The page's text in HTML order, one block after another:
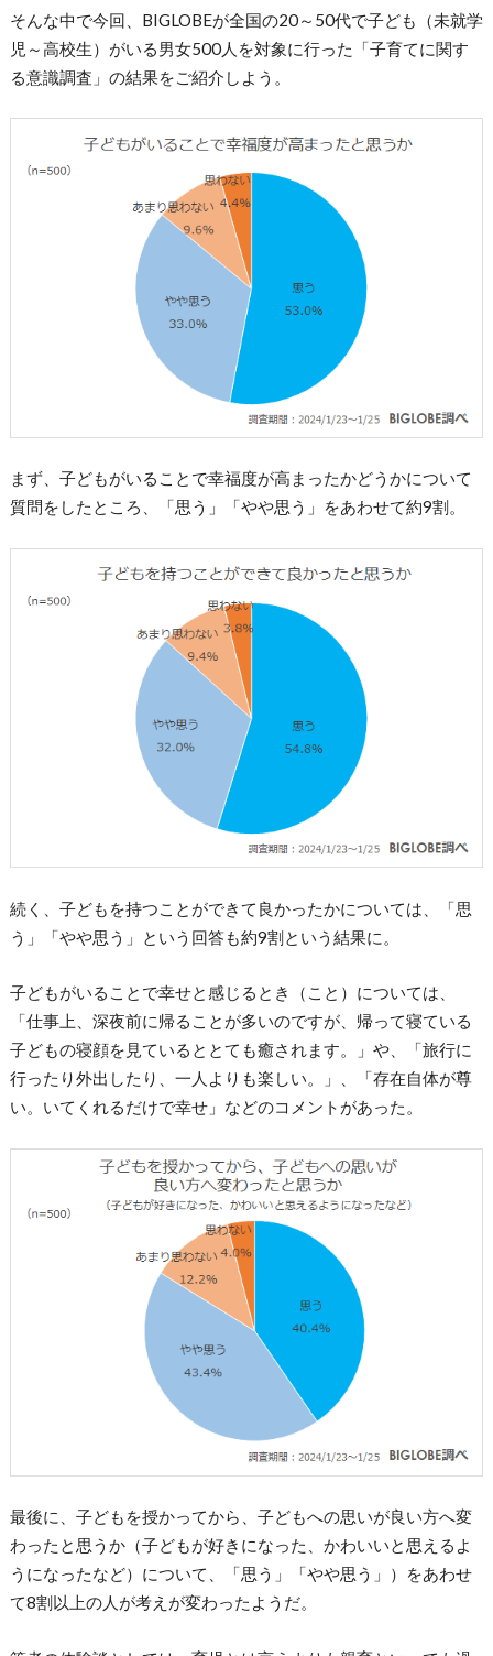
そんな中で今回、BIGLOBEが全国の20～50代で子ども（未就学
児～高校生）がいる男女500人を対象に行った「子育てに関す
る意識調査」の結果をご紹介しよう。
まず、子どもがいることで幸福度が高まったかどうかについて
質問をしたところ、「思う」「やや思う」をあわせて約9割。
続く、子どもを持つことができて良かったかについては、「思
う」「やや思う」という回答も約9割という結果に。
子どもがいることで幸せと感じるとき（こと）については、
「仕事上、深夜前に帰ることが多いのですが、帰って寝ている
子どもの寝顔を見ているととても癒されます。」や、「旅行に
行ったり外出したり、一人よりも楽しい。」、「存在自体が尊
い。いてくれるだけで幸せ」などのコメントがあった。
最後に、子どもを授かってから、子どもへの思いが良い方へ変
わったと思うか（子どもが好きになった、かわいいと思えるよ
うになったなど）について、「思う」「やや思う」）をあわせ
て8割以上の人が考えが変わったようだ。